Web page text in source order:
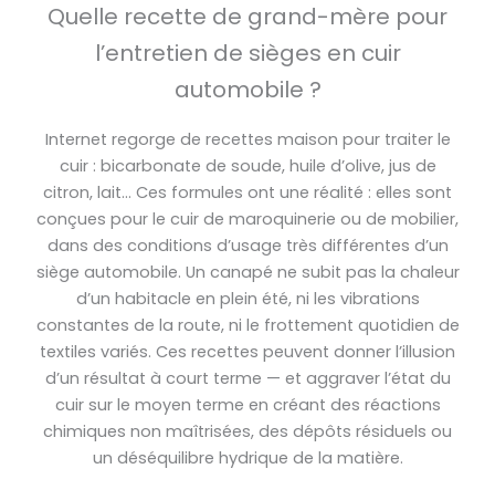
Quelle recette de grand-mère pour
l’entretien de sièges en cuir
automobile ?
Internet regorge de recettes maison pour traiter le
cuir : bicarbonate de soude, huile d’olive, jus de
citron, lait… Ces formules ont une réalité : elles sont
conçues pour le cuir de maroquinerie ou de mobilier,
dans des conditions d’usage très différentes d’un
siège automobile. Un canapé ne subit pas la chaleur
d’un habitacle en plein été, ni les vibrations
constantes de la route, ni le frottement quotidien de
textiles variés. Ces recettes peuvent donner l’illusion
d’un résultat à court terme — et aggraver l’état du
cuir sur le moyen terme en créant des réactions
chimiques non maîtrisées, des dépôts résiduels ou
un déséquilibre hydrique de la matière.